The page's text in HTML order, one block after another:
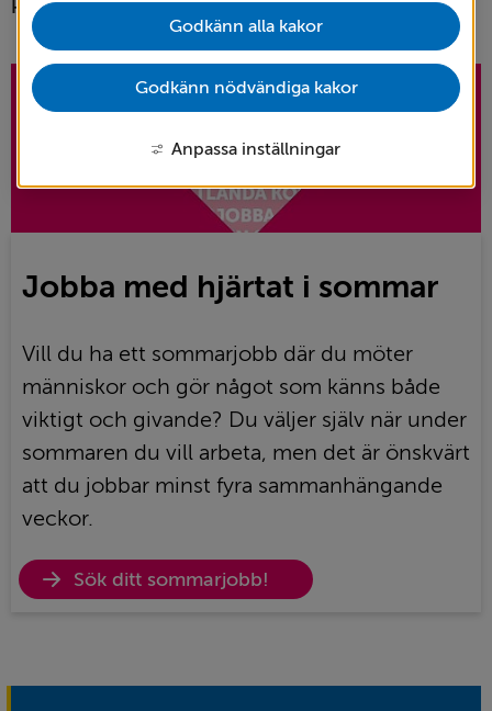
Godkänn alla kakor
Godkänn nödvändiga kakor
Anpassa inställningar
kollega?
Jobba med hjärtat i sommar
Vill du ha ett sommarjobb där du möter
människor och gör något som känns både
viktigt och givande? Du väljer själv när under
sommaren du vill arbeta, men det är önskvärt
att du jobbar minst fyra sammanhängande
veckor.
Öppna
länk
Sök ditt sommarjobb!